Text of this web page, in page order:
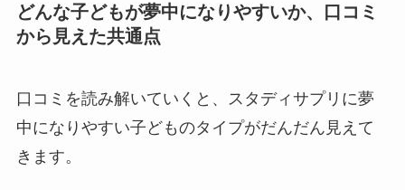
どんな子どもが夢中になりやすいか、口コミ
から見えた共通点
口コミを読み解いていくと、スタディサプリに夢
中になりやすい子どものタイプがだんだん見えて
きます。